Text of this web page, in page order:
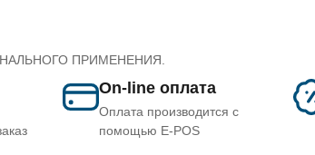
ПРИМЕНЕНИЯ.
On-line оплата
Оплата производится с
помощью E-POS